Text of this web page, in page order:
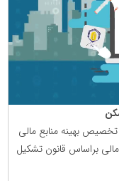
بهینه منابع مالی
براساس قانون تشكیل